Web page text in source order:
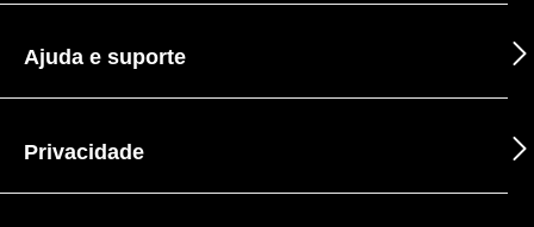
Ajuda e suporte
Privacidade